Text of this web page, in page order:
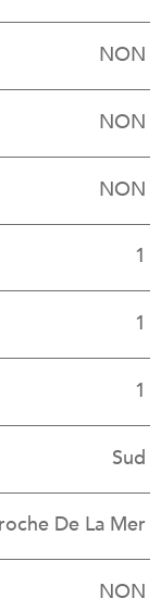
NON
NON
NON
1
1
1
Sud
De La Mer
NON